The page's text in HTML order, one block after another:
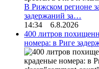
В Рижском регионе
задержаний за…
14:34 6.8.2026
400 литров
номера: в Риге